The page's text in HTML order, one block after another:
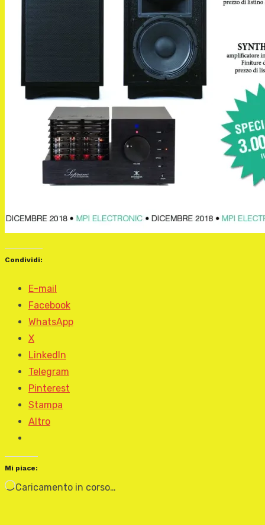
Condividi:
E-mail
Facebook
WhatsApp
X
LinkedIn
Telegram
Pinterest
Stampa
Altro
Mi piace:
Caricamento in corso…